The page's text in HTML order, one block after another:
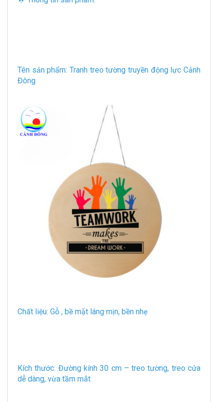
Tên sản phẩm: Tranh treo tường truyền động lực Cảnh
Đông
Chất liệu: Gỗ , bề mặt láng mịn, bền nhẹ
Kích thước: Đường kính 30 cm – treo tường, treo cửa
dễ dàng, vừa tầm mắt